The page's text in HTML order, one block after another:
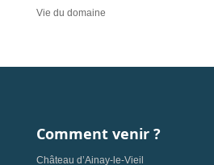
Vie du domaine
Comment venir ?
Château d’Ainay-le-Vieil